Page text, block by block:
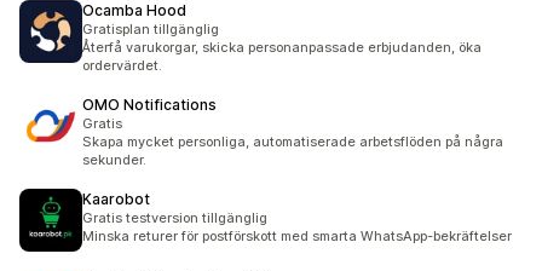
Ocamba Hood
Gratisplan tillgänglig
Återfå varukorgar, skicka personanpassade erbjudanden, öka
ordervärdet.
OMO Notifications
Gratis
Skapa mycket personliga, automatiserade arbetsflöden på några
sekunder.
Kaarobot
Gratis testversion tillgänglig
Minska returer för postförskott med smarta WhatsApp-bekräftelser